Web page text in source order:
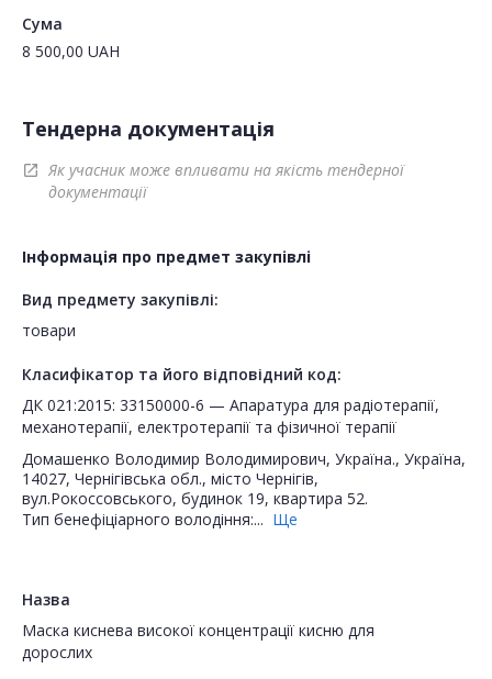
Сума
8 500,00 UAH
Тендерна документація
open_in_new
Як учасник може впливати на якість тендерної
документації
Інформація про предмет закупівлі
Вид предмету закупівлі:
товари
Класифікатор та його відповідний код:
ДК 021:2015: 33150000-6 — Апаратура для радіотерапії,
механотерапії, електротерапії та фізичної терапії
Домашенко Володимир Володимирович, Україна., Україна,
14027, Чернігівська обл., місто Чернігів,
вул.Рокоссовського, будинок 19, квартира 52.
Тип бенефіціарного володіння:... Ще
Назва
Маска киснева високої концентрації кисню для
дорослих